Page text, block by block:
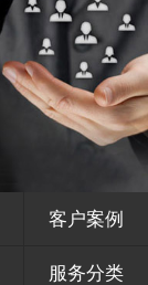
客户案例
服务分类